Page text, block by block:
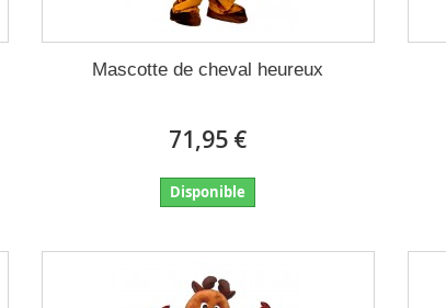
Mascotte de cheval heureux
71,95 €
Disponible